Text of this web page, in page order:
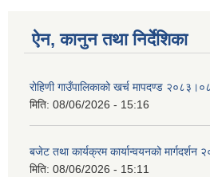
ऐन, कानुन तथा निर्देशिका
रोहिणी गाउँपालिकाको खर्च मापदण्ड
मिति: 08/06/2026 - 15:16
बजेट तथा कार्यक्रम कार्यान्वयनको मार्गदर्शन
मिति: 08/06/2026 - 15:11